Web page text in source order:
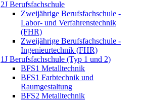
2J Berufsfachschule
Zweijährige Berufsfachschule -
Labor- und Verfahrenstechnik
(FHR)
Zweijährige Berufsfachschule -
Ingenieurtechnik (FHR)
1J Berufsfachschule (Typ 1 und 2)
BFS1 Metalltechnik
BFS1 Farbtechnik und
Raumgestaltung
BFS2 Metalltechnik